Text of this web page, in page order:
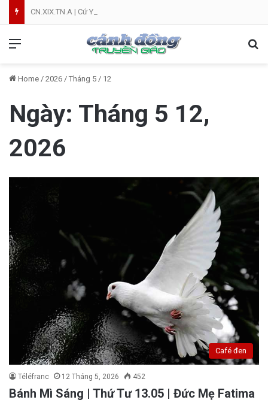
CN.XIX.TN.A | Cứ Yên Tâm | NVT
Home / 2026 / Tháng 5 / 12
Ngày: Tháng 5 12,
2026
Café đen
Téléfranc 12 Tháng 5, 2026 452
Bánh Mì Sáng | Thứ Tư 13.05 | Đức Mẹ Fatima